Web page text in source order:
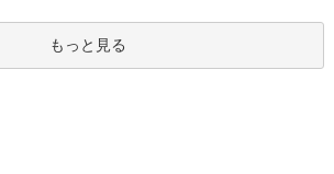
もっと見る